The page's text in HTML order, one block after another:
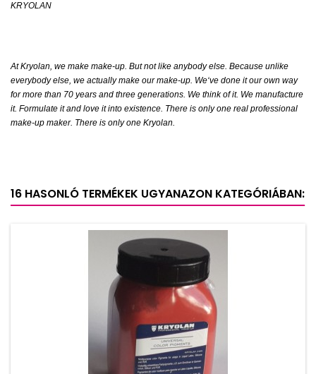
KRYOLAN
At Kryolan, we make make-up. But not like anybody else. Because unlike
everybody else, we actually make our make-up. We‘ve done it our own way
for more than 70 years and three generations. We think of it. We manufacture
it. Formulate it and love it into existence. There is only one real professional
make-up maker. There is only one Kryolan.
16 HASONLÓ TERMÉKEK UGYANAZON KATEGÓRIÁBAN: